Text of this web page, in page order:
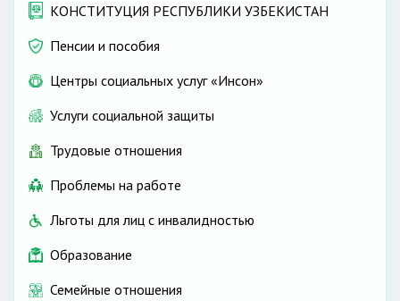
КОНСТИТУЦИЯ РЕСПУБЛИКИ УЗБЕКИСТАН
Пенсии и пособия
Центры социальных услуг «Инсон»
Услуги социальной защиты
Трудовые отношения
Проблемы на работе
Льготы для лиц с инвалидностью
Образование
Семейные отношения